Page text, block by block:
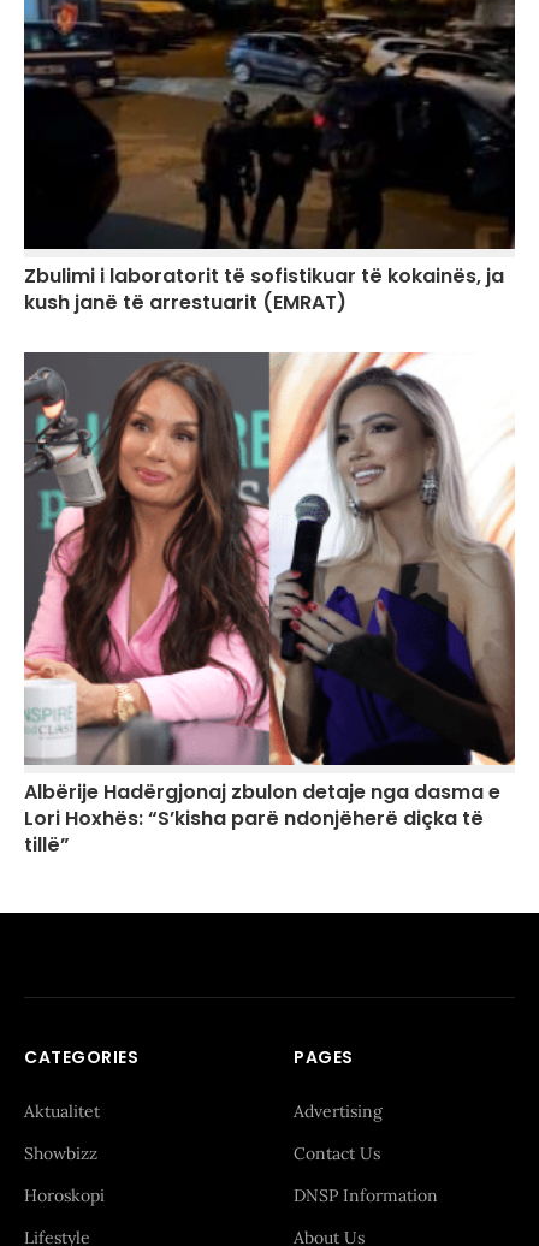
Zbulimi i laboratorit të sofistikuar të kokainës, ja
kush janë të arrestuarit (EMRAT)
Albërije Hadërgjonaj zbulon detaje nga dasma e
Lori Hoxhës: “S’kisha parë ndonjëherë diçka të
tillë”
CATEGORIES
Aktualitet
Showbizz
Horoskopi
Lifestyle
PAGES
Advertising
Contact Us
DNSP Information
About Us